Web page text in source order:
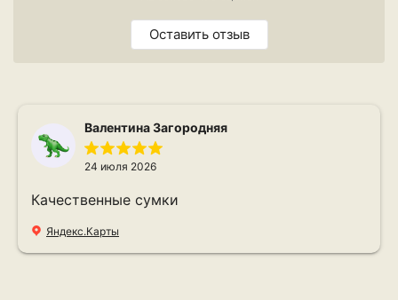
Оставить отзыв
Валентина Загородняя
24 июля 2026
Качественные сумки
Яндекс.Карты